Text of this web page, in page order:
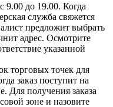
9.00 до 19.00. Когда
служба свяжется
предложит выбрать
адрес. Осмотрите
указанной
торговых точек для
заказ поступит на
Для получения заказа
зоне и назовите